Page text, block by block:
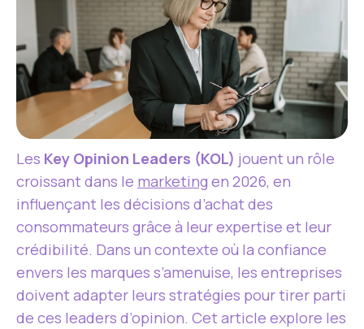
Les Key Opinion Leaders (KOL) jouent un rôle
croissant dans le marketingen 2026, en
influençant les décisions d’achat des
consommateurs grâce à leur expertise et leur
crédibilité. Dans un contexte où la confiance
envers les marques s’amenuise, les entreprises
doivent adapter leurs stratégies pour tirer parti
de ces leaders d’opinion. Cet article explore les